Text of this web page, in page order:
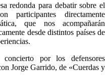
redonda para debatir sobre el
participantes directamente
que nos acompañarán
desde distintos países de
por los defensores
Jorge Garrido, de «Cuerdas y